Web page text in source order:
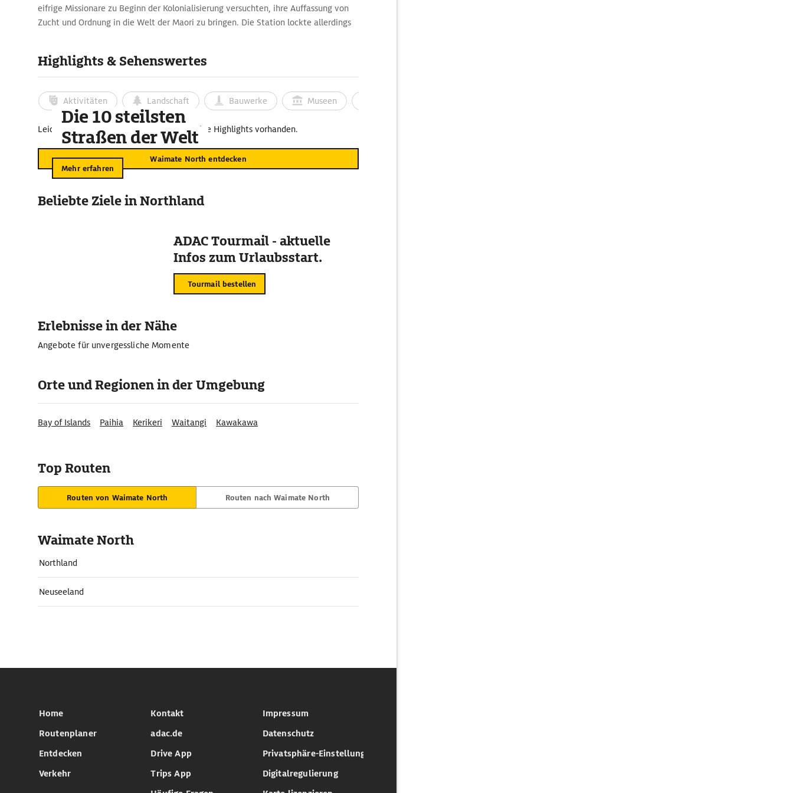
eifrige Missionare zu Beginn der Kolonialisierung versuchten, ihre Auffassung von
Zucht und Ordnung in die Welt der Maori zu bringen. Die Station lockte allerdings
Highlights & Sehenswertes
Aktivitäten Landschaft Bauwerke Museen
Leider sind für diesen Kartenausschnitt keine Highlights vorhanden.
Waimate North entdecken
Die 10 steilsten
Straßen der Welt
Mehr erfahren
Beliebte Ziele in Northland
ADAC Tourmail - aktuelle
Infos zum Urlaubsstart.
Tourmail bestellen
Erlebnisse in der Nähe
Angebote für unvergessliche Momente
Orte und Regionen in der Umgebung
Bay of Islands Paihia Kerikeri Waitangi Kawakawa
Top Routen
Routen von Waimate North Routen nach Waimate North
Waimate North
Northland
Neuseeland
Home
Routenplaner
Entdecken
Verkehr
Kontakt
adac.de
Drive App
Trips App
Impressum
Datenschutz
Privatsphäre-Einstellungen
Digitalregulierung